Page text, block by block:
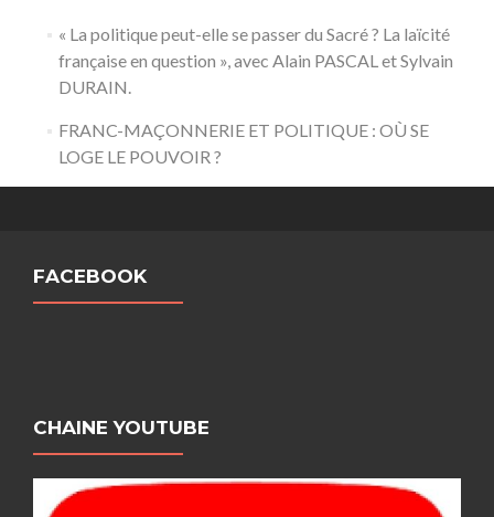
« La politique peut-elle se passer du Sacré ? La laïcité
française en question », avec Alain PASCAL et Sylvain
DURAIN.
FRANC-MAÇONNERIE ET POLITIQUE : OÙ SE
LOGE LE POUVOIR ?
FACEBOOK
CHAINE YOUTUBE